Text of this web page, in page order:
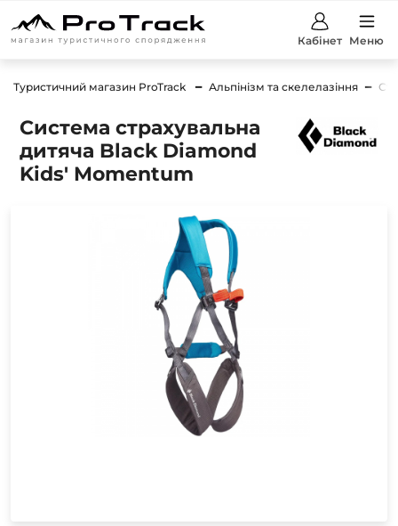
Кабінет Меню
Туристичний магазин ProTrack Альпінізм та скелелазіння
Система страхувальна
дитяча Black Diamond
Kids' Momentum